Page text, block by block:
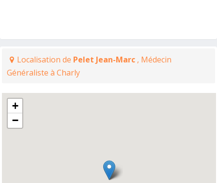
Localisation de Pelet Jean-Marc , Médecin
Généraliste à Charly
+
−